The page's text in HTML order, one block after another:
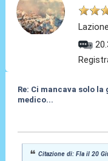
Re: Ci mancava solo
medico...
Citazione di: Fla il 20